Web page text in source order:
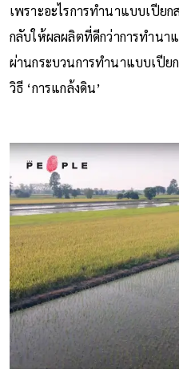
เพราะอะไรการทำนาแบบเปีย
กลับให้ผลผลิตที่ดีกว่าการทำนา
ผ่านกระบวนการทำนาแบบเปีย
วิธี ‘การแกล้งดิน’